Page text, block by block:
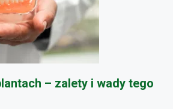
– zalety i wady tego